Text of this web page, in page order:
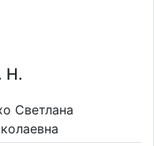
Н.
Светлана